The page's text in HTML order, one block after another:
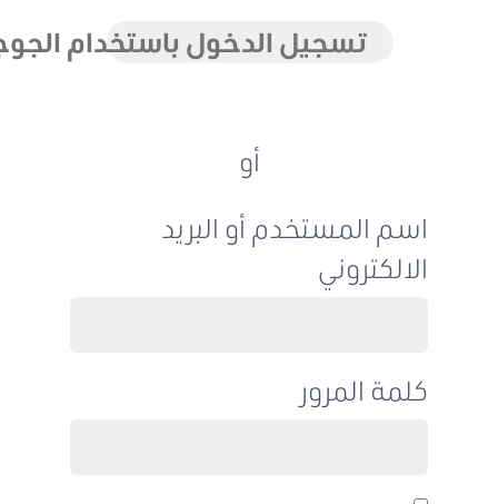
تسجيل الدخول باستخدام الجوجل
اسم المستخدم أو البريد
الالكتروني
كلمة المرور